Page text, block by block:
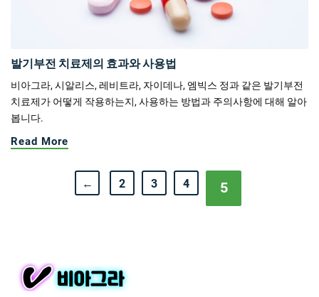
발기부전 치료제의 효과와 사용법
비아그라, 시알리스, 레비트라, 자이데나, 엠빅스 정과 같은 발기부전
치료제가 어떻게 작용하는지, 사용하는 방법과 주의사항에 대해 알아
봅니다.
Read More
← 2 3 4 5